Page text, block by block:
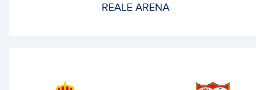
REALE ARENA